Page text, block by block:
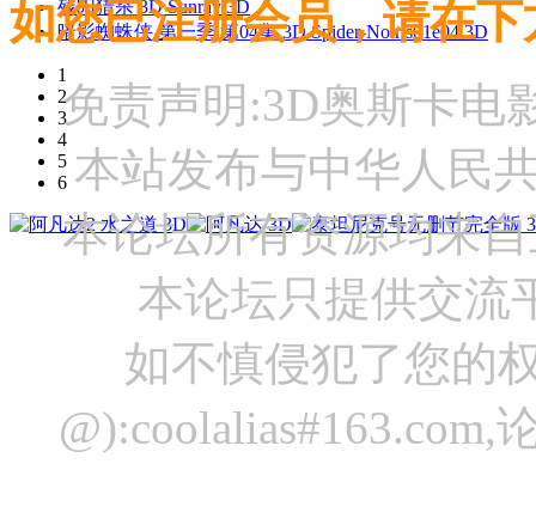
残阳猎杀 3D Sunray 3D
暗影蜘蛛侠 第一季 第04集 3D Spider-Noir s01e04 3D
1
2
3
4
5
6
如您已注册会员，请在
免责声明:3D奥斯卡电
本站发布与中华人民
本论坛所有资源均来
本论坛只提供交流
如不慎侵犯了您的